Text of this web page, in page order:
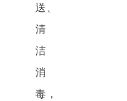
送、
清
洁
消
毒，